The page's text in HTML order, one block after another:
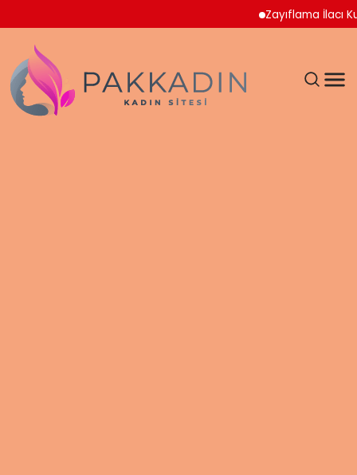
Zayıflama İlacı